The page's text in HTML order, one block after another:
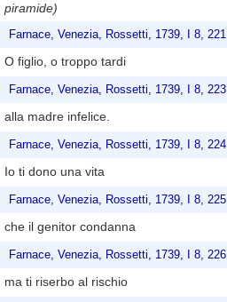
piramide)
Farnace, Venezia, Rossetti, 1739, I 8, 221
O figlio, o troppo tardi
Farnace, Venezia, Rossetti, 1739, I 8, 223
alla madre infelice.
Farnace, Venezia, Rossetti, 1739, I 8, 224
Io ti dono una vita
Farnace, Venezia, Rossetti, 1739, I 8, 225
che il genitor condanna
Farnace, Venezia, Rossetti, 1739, I 8, 226
ma ti riserbo al rischio